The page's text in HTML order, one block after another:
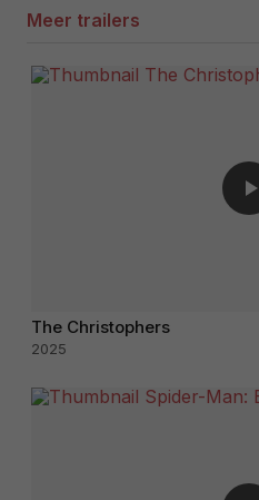
Meer trailers
The Christophers
2025